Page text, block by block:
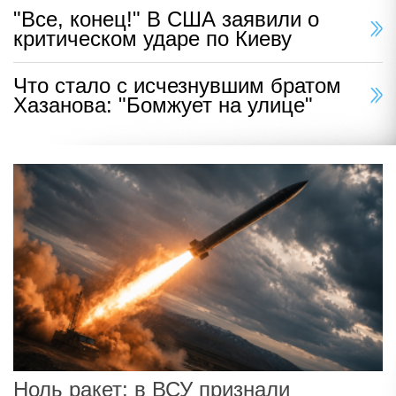
"Все, конец!" В США заявили о
критическом ударе по Киеву
Что стало с исчезнувшим братом
Хазанова: "Бомжует на улице"
Ноль ракет: в ВСУ признали